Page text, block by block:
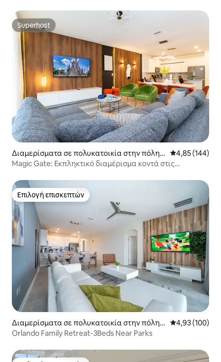
Superhost
Superhost
Διαμερίσματα σε πολυκατοικία στην πόλη F
our Corners
Μέση
4,85 (144)
Magic Gate: Εκπληκτικό διαμέρισμα κοντά στις
Επιλογή επισκεπτών
Επιλογή επισκεπτών
Διαμερίσματα σε πολυκατοικία στην πόλη F
our Corners
Μέση
4,93 (100)
Orlando Family Retreat-3Beds Near Parks